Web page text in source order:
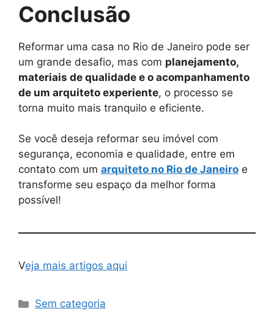
Conclusão
Reformar uma casa no Rio de Janeiro pode ser
um grande desafio, mas com planejamento,
materiais de qualidade e o acompanhamento
de um arquiteto experiente, o processo se
torna muito mais tranquilo e eficiente.
Se você deseja reformar seu imóvel com
segurança, economia e qualidade, entre em
contato com um arquiteto no Rio de Janeiro e
transforme seu espaço da melhor forma
possível!
Veja mais artigos aqui
Categorias
Sem categoria